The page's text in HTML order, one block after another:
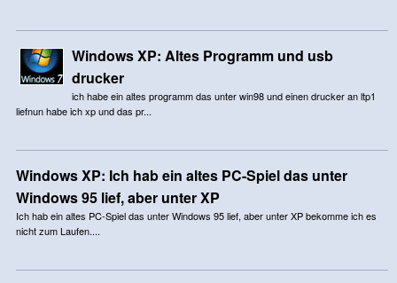
Windows XP: Altes Programm und usb
drucker
ich habe ein altes programm das unter win98 und einen drucker an ltp1
liefnun habe ich xp und das pr...
Windows XP: Ich hab ein altes PC-Spiel das unter
Windows 95 lief, aber unter XP
Ich hab ein altes PC-Spiel das unter Windows 95 lief, aber unter XP bekomme ich es
nicht zum Laufen....